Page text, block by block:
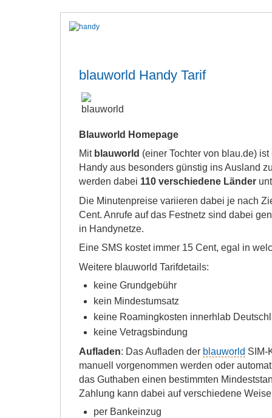
blauworld Handy Tarif
Blauworld Homepage
Mit blauworld (einer Tochter von blau.de)
Handy aus besonders günstig ins Ausland
werden dabei 110 verschiedene Länder
Die Minutenpreise variieren dabei je nach
Cent. Anrufe auf das Festnetz sind dabei
in Handynetze.
Eine SMS kostet immer 15 Cent, egal in
Weitere blauworld Tarifdetails:
keine Grundgebühr
kein Mindestumsatz
keine Roamingkosten innerhlab
keine Vetragsbindung
Aufladen: Das Aufladen der blauworld SIM-
manuell vorgenommen werden oder
das Guthaben einen bestimmten
Zahlung kann dabei auf verschiedene
per Bankeinzug